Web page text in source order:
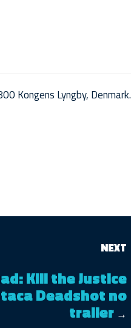
Kongens Lyngby, Denmark.
NEXT
Kill the Justice
Deadshot no
trailer →